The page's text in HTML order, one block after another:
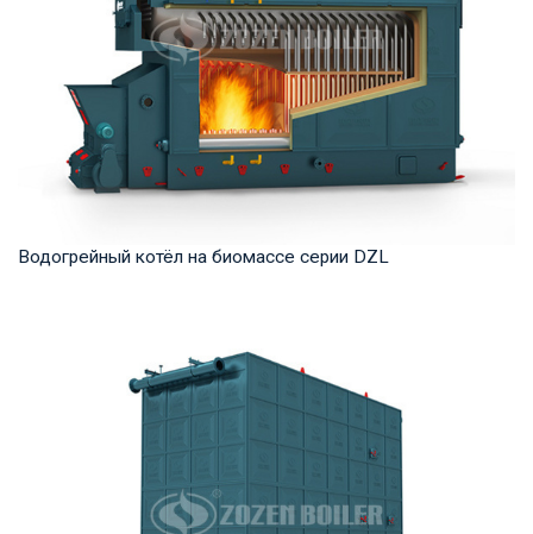
Водогрейный котёл на биомассе серии DZL
мощность продукта: 1,4-14 МВт Температура ...